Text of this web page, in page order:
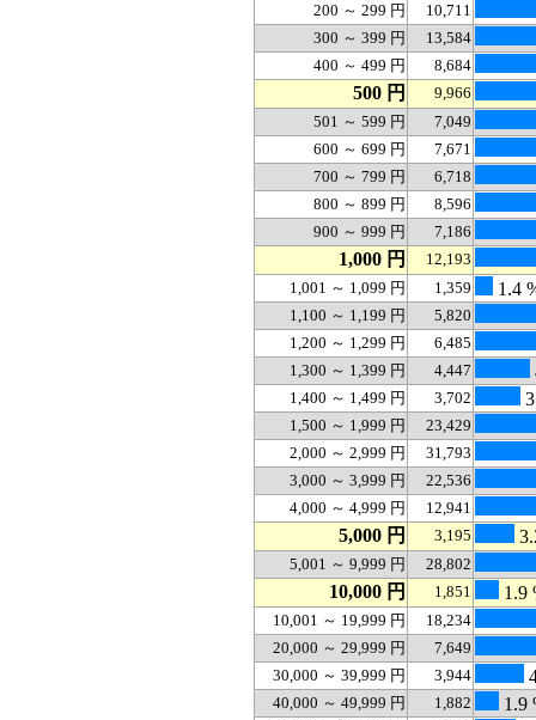
200 ～ 299 円
10,711
300 ～ 399 円
13,584
400 ～ 499 円
8,684
500 円
9,966
501 ～ 599 円
7,049
600 ～ 699 円
7,671
700 ～ 799 円
6,718
800 ～ 899 円
8,596
900 ～ 999 円
7,186
1,000 円
12,193
1,001 ～ 1,099 円
1,359 1.4
1,100 ～ 1,199 円
5,820
1,200 ～ 1,299 円
6,485
1,300 ～ 1,399 円
4,447
1,400 ～ 1,499 円 3,702
1,500 ～ 1,999 円
23,429
2,000 ～ 2,999 円
31,793
3,000 ～ 3,999 円
22,536
4,000 ～ 4,999 円
12,941
5,000 円 3,195
5,001 ～ 9,999 円 28,802
10,000 円 1,851 1.9
10,001 ～ 19,999 円
18,234
20,000 ～ 29,999 円
7,649
30,000 ～ 39,999 円
3,944
40,000 ～ 49,999 円 1,882 1.9